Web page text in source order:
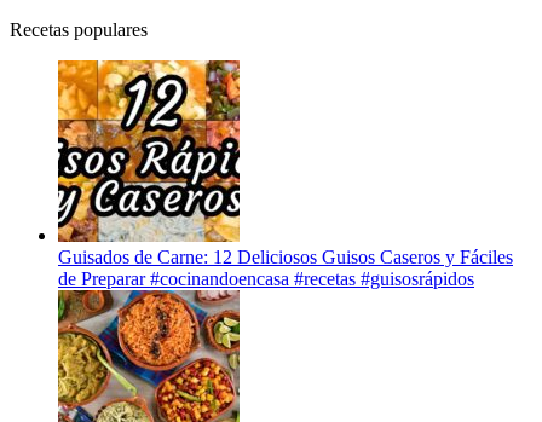
Recetas populares
Guisados de Carne: 12 Deliciosos Guisos Caseros y Fáciles
de Preparar #cocinandoencasa #recetas #guisosrápidos